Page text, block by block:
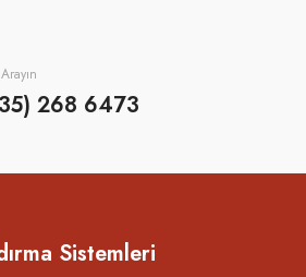
268 6473
Sistemleri